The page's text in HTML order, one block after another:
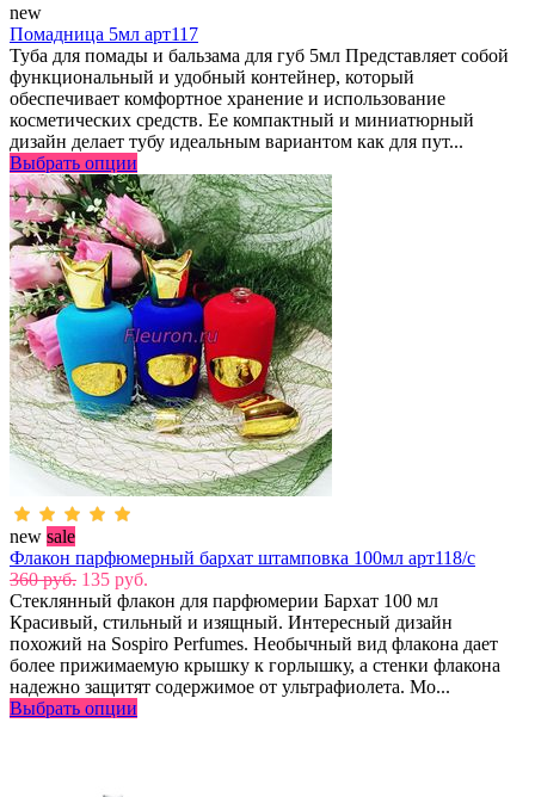
new
Помадница 5мл арт117
Туба для помады и бальзама для губ 5мл Представляет собой
функциональный и удобный контейнер, который
обеспечивает комфортное хранение и использование
косметических средств. Ее компактный и миниатюрный
дизайн делает тубу идеальным вариантом как для пут...
Выбрать опции
new sale
Флакон парфюмерный бархат штамповка 100мл арт118/с
360 руб. 135 руб.
Стеклянный флакон для парфюмерии Бархат 100 мл
Красивый, стильный и изящный. Интересный дизайн
похожий на Sospiro Perfumes. Необычный вид флакона дает
более прижимаемую крышку к горлышку, а стенки флакона
надежно защитят содержимое от ультрафиолета. Мо...
Выбрать опции